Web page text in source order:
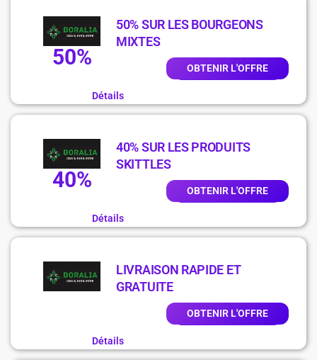
50%
50% SUR LES BOURGEONS
MIXTES
OBTENIR L'OFFRE
Détails
40%
40% SUR LES PRODUITS
SKITTLES
OBTENIR L'OFFRE
Détails
LIVRAISON RAPIDE ET
GRATUITE
OBTENIR L'OFFRE
Détails